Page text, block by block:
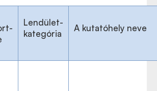
Lendület-
kategória
A kutatóhely neve